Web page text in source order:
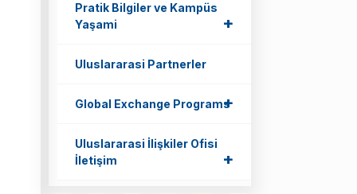
Pratik Bilgiler ve Kampüs
Yaşami
+
+
Uluslararasi Partnerler
Global Exchange Programs
+
+
Uluslararasi İlişkiler Ofisi
İletişim
+
+